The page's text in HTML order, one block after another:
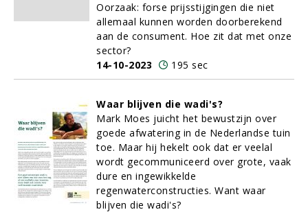
Oorzaak: forse prijsstijgingen die niet
allemaal kunnen worden doorberekend
aan de consument. Hoe zit dat met onze
sector?
14-10-2023
195 sec
Waar blijven die wadi's?
Mark Moes juicht het bewustzijn over
goede afwatering in de Nederlandse tuin
toe. Maar hij hekelt ook dat er veelal
wordt gecommuniceerd over grote, vaak
dure en ingewikkelde
regenwaterconstructies. Want waar
blijven die wadi's?